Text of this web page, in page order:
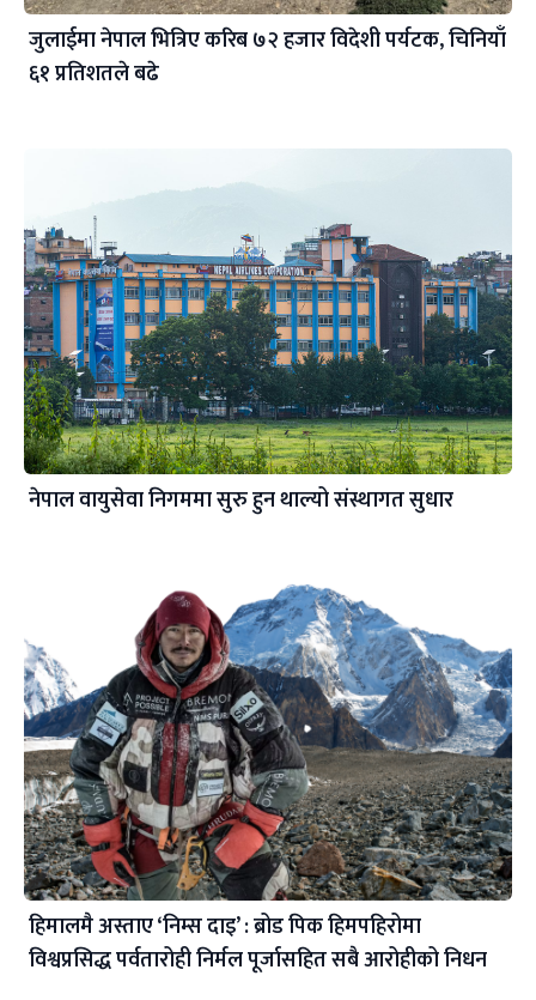
जुलाईमा नेपाल भित्रिए करिब ७२ हजार विदेशी पर्यटक, चिनियाँ
६१ प्रतिशतले बढे
नेपाल वायुसेवा निगममा सुरु हुन थाल्यो संस्थागत सुधार
हिमालमै अस्ताए ‘निम्स दाइ’ : ब्रोड पिक हिमपहिरोमा
विश्वप्रसिद्ध पर्वतारोही निर्मल पूर्जासहित सबै आरोहीको निधन